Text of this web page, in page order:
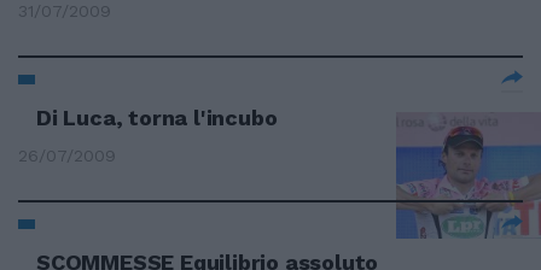
31/07/2009
Di Luca, torna l'incubo
26/07/2009
SCOMMESSE Equilibrio assoluto